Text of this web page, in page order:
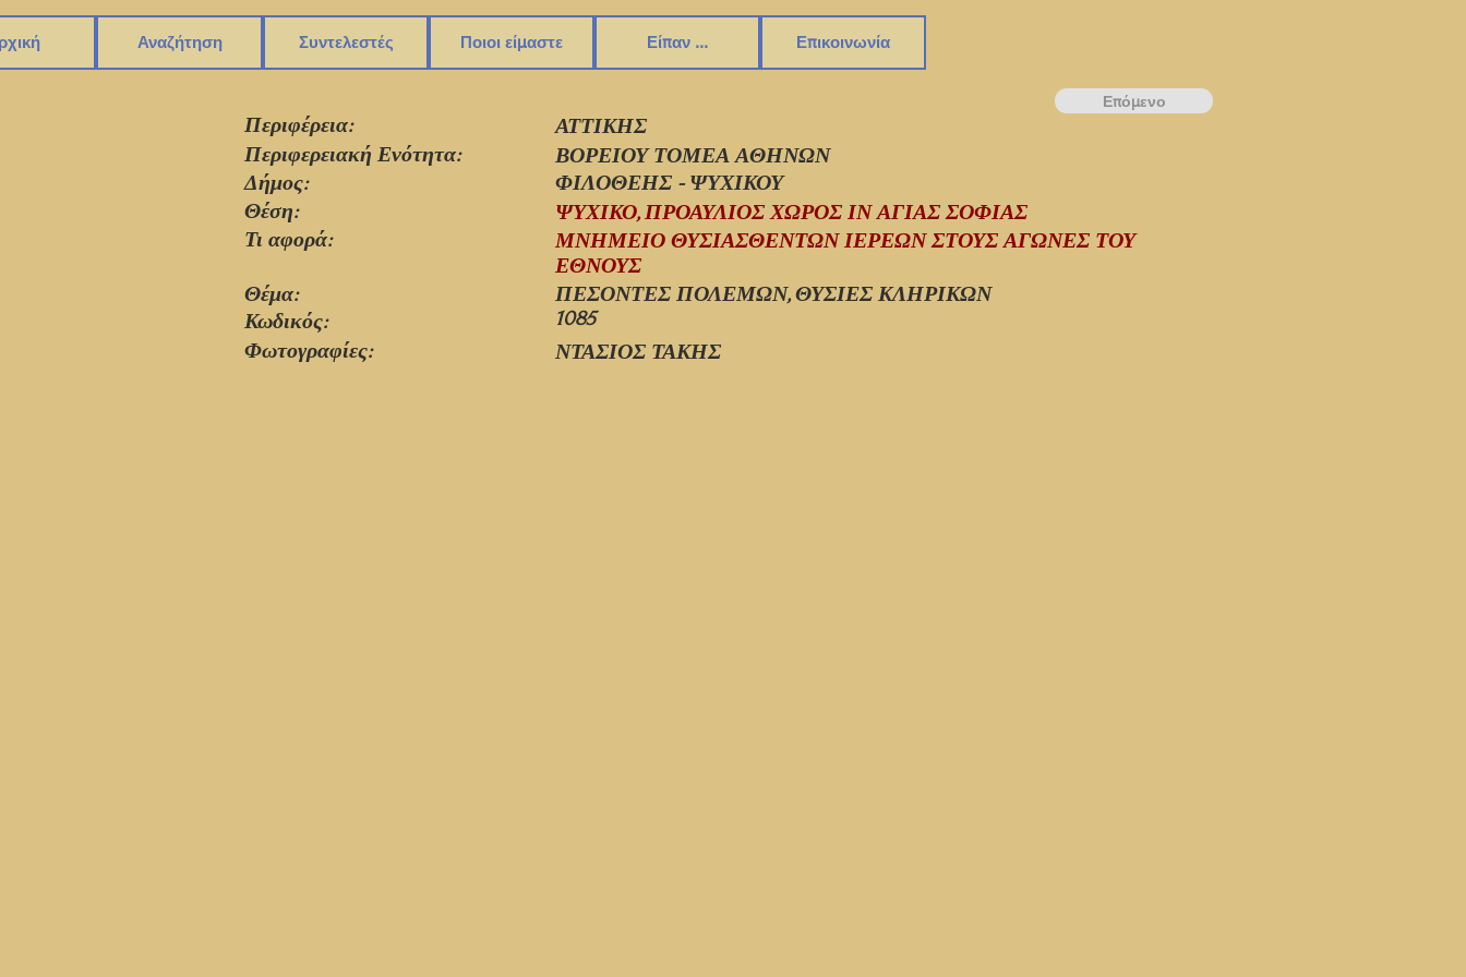
Αναζήτηση Συντελεστές Ποιοι είμαστε Είπαν ... Επικοινωνία
Επόμενο
Περιφέρεια:
Περιφερειακή Ενότητα:
Δήμος:
Θέση:
Τι αφορά:
Θέμα:
Κωδικός:
Φωτογραφίες:
ΑΤΤΙΚΗΣ
ΒΟΡΕΙΟΥ ΤΟΜΕΑ ΑΘΗΝΩΝ
ΦΙΛΟΘΕΗΣ - ΨΥΧΙΚΟΥ
ΨΥΧΙΚΟ, ΠΡΟΑΥΛΙΟΣ ΧΩΡΟΣ ΙΝ ΑΓΙΑΣ ΣΟΦΙΑΣ
ΜΝΗΜΕΙΟ ΘΥΣΙΑΣΘΕΝΤΩΝ ΙΕΡΕΩΝ ΣΤΟΥΣ ΑΓΩΝΕΣ ΤΟΥ
ΕΘΝΟΥΣ
ΠΕΣΟΝΤΕΣ ΠΟΛΕΜΩΝ, ΘΥΣΙΕΣ ΚΛΗΡΙΚΩΝ
1085
ΝΤΑΣΙΟΣ ΤΑΚΗΣ